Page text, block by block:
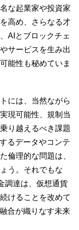
な起業家や投資家
高め、さらなる才
AIとブロックチェ
サービスを生み出
能性も秘めていま
には、当然ながら
現可能性、規制当
り越えるべき課題
るデータやコンテ
倫理的な問題は、
う。それでもな
調達は、仮想通貨
けることを改めて
合が織りなす未来